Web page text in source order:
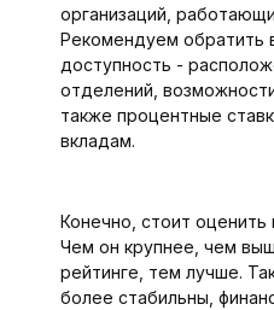
организаций,
Рекомендуем обратить
доступность -
отделений,
также процентные
вкладам.
Конечно, стоит оценить
Чем он крупнее, чем
рейтинге, тем лучше.
более стабильны,